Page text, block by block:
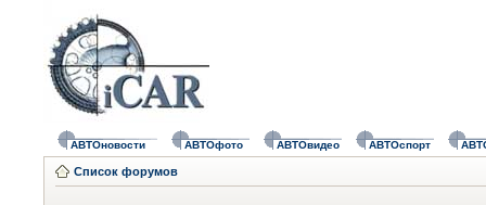
АВТОновости АВТОфото АВТОвидео АВТОспорт
Список форумов